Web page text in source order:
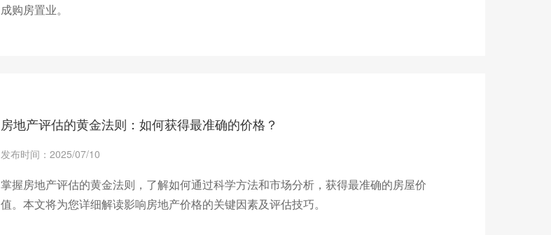
成购房置业。
房地产评估的黄金法则：如何获得最准确的价格？
发布时间：2025/07/10
掌握房地产评估的黄金法则，了解如何通过科学方法和市场分析，获得最准确的房屋价
值。本文将为您详细解读影响房地产价格的关键因素及评估技巧。